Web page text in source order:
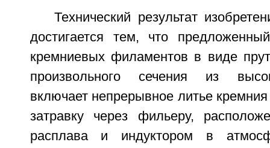
Технический результат
достигается тем, что
кремниевых филаментов в виде
произвольного сечения из
включает непрерывное литье
затравку через фильеру,
расплава и индуктором в